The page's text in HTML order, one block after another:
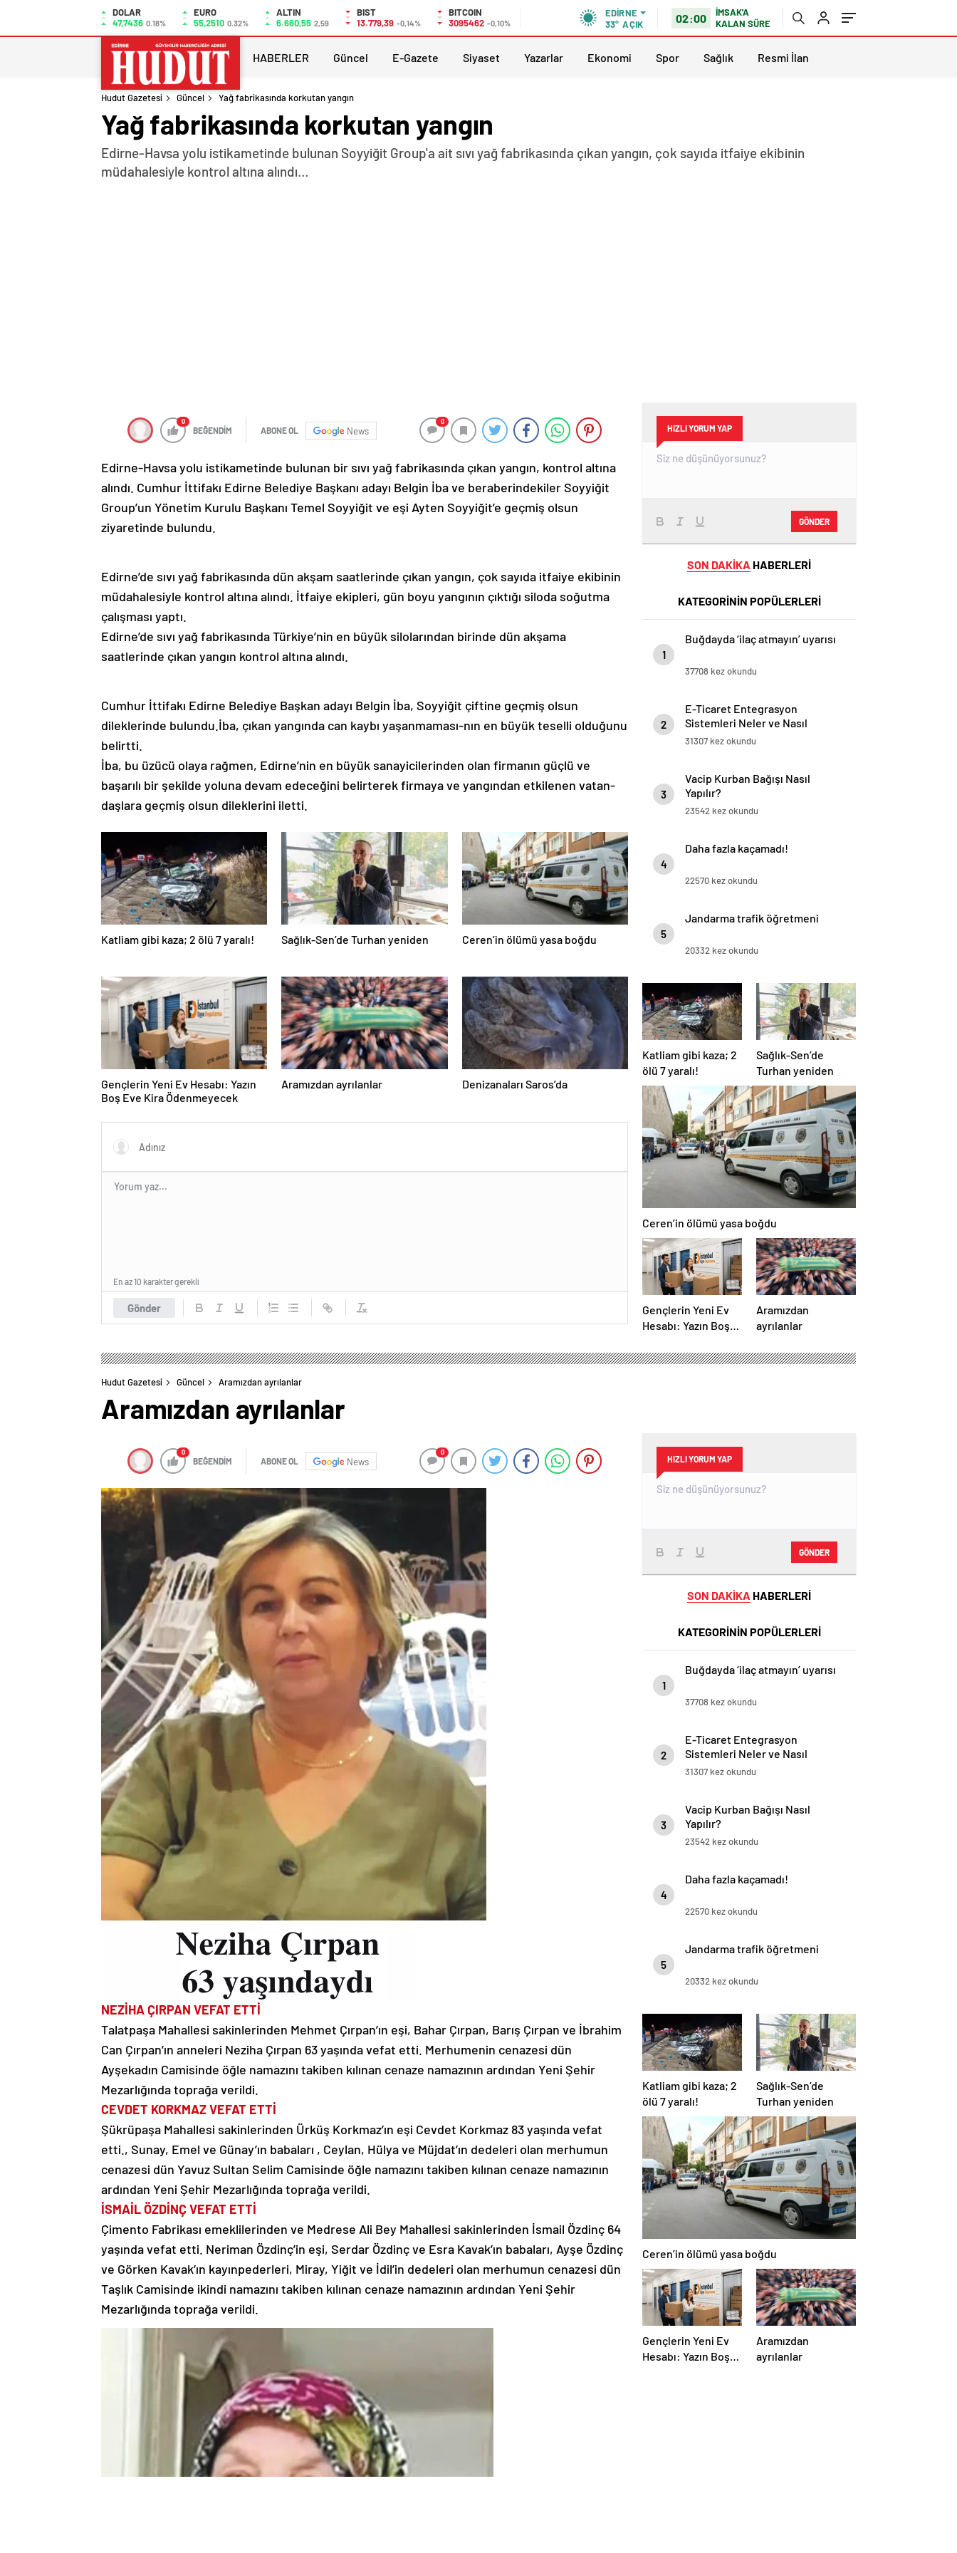
DOLAR
47,7436 0.18%
EURO
55,2510 0.32%
ALTIN
6.660,55 2,59
BIST
13.779,39 -0,14%
BITCOIN
3095462 -0,10%
EDIRNE
33° AÇIK 02:00
İMSAK'A
KALAN SÜRE
HABERLER Güncel E-Gazete Siyaset Yazarlar Ekonomi Spor Sağlık Resmi İlan
Hudut Gazetesi Güncel Yağ fabrikasında korkutan yangın
Yağ fabrikasında korkutan yangın
Edirne-Havsa yolu istikametinde bulunan Soyyiğit Group'a ait sıvı yağ fabrikasında çıkan yangın, çok sayıda itfaiye ekibinin
müdahalesiyle kontrol altına alındı…
0
BEĞENDİM ABONE OL News
0
Edirne-Havsa yolu istikametinde bulunan bir sıvı yağ fabrikasında çıkan yangın, kontrol altına
alındı. Cumhur İttifakı Edirne Belediye Başkanı adayı Belgin İba ve beraberindekiler Soyyiğit
Group’un Yönetim Kurulu Başkanı Temel Soyyiğit ve eşi Ayten Soyyiğit’e geçmiş olsun
ziyaretinde bulundu.
Edirne’de sıvı yağ fabrikasında dün akşam saatlerinde çıkan yangın, çok sayıda itfaiye ekibinin
müdahalesiyle kontrol altına alındı. İtfaiye ekipleri, gün boyu yangının çıktığı siloda soğutma
çalışması yaptı.
Edirne’de sıvı yağ fabrikasında Türkiye’nin en büyük silolarından birinde dün akşama
saatlerinde çıkan yangın kontrol altına alındı.
Cumhur İttifakı Edirne Belediye Başkan adayı Belgin İba, Soyyiğit çiftine geçmiş olsun
dileklerinde bulundu.İba, çıkan yangında can kaybı yaşanmaması-nın en büyük teselli olduğunu
belirtti.
İba, bu üzücü olaya rağmen, Edirne’nin en büyük sanayicilerinden olan firmanın güçlü ve
başarılı bir şekilde yoluna devam edeceğini belirterek firmaya ve yangından etkilenen vatan-
daşlara geçmiş olsun dileklerini iletti.
Katliam gibi kaza; 2 ölü 7 yaralı! Sağlık-Sen’de Turhan yeniden Ceren’in ölümü yasa boğdu
Gençlerin Yeni Ev Hesabı: Yazın
Boş Eve Kira Ödenmeyecek
Aramızdan ayrılanlar Denizanaları Saros’da
Gönder
En az 10 karakter gerekli
HIZLI YORUM YAP
GÖNDER
SON DAKİKA HABERLERİ
KATEGORİNİN POPÜLERLERİ
1
Buğdayda ‘ilaç atmayın’ uyarısı
37708 kez okundu
2
E-Ticaret Entegrasyon
Sistemleri Neler ve Nasıl
Yapılır?
31307 kez okundu
3
Vacip Kurban Bağışı Nasıl
Yapılır?
23542 kez okundu
4
Daha fazla kaçamadı!
22570 kez okundu
5
Jandarma trafik öğretmeni
20332 kez okundu
Katliam gibi kaza; 2
ölü 7 yaralı!
Sağlık-Sen’de
Turhan yeniden
Ceren’in ölümü yasa boğdu
Gençlerin Yeni Ev
Hesabı: Yazın Boş
Ödenmeyecek
Aramızdan
ayrılanlar
Hudut Gazetesi Güncel Aramızdan ayrılanlar
Aramızdan ayrılanlar
0
BEĞENDİM ABONE OL News
0
NEZİHA ÇIRPAN VEFAT ETTİ
Talatpaşa Mahallesi sakinlerinden Mehmet Çırpan’ın eşi, Bahar Çırpan, Barış Çırpan ve İbrahim
Can Çırpan’ın anneleri Neziha Çırpan 63 yaşında vefat etti. Merhumenin cenazesi dün
Ayşekadın Camisinde öğle namazını takiben kılınan cenaze namazının ardından Yeni Şehir
Mezarlığında toprağa verildi.
CEVDET KORKMAZ VEFAT ETTİ
Şükrüpaşa Mahallesi sakinlerinden Ürküş Korkmaz’ın eşi Cevdet Korkmaz 83 yaşında vefat
etti., Sunay, Emel ve Günay’ın babaları , Ceylan, Hülya ve Müjdat’ın dedeleri olan merhumun
cenazesi dün Yavuz Sultan Selim Camisinde öğle namazını takiben kılınan cenaze namazının
ardından Yeni Şehir Mezarlığında toprağa verildi.
İSMAİL ÖZDİNÇ VEFAT ETTİ
Çimento Fabrikası emeklilerinden ve Medrese Ali Bey Mahallesi sakinlerinden İsmail Özdinç 64
yaşında vefat etti. Neriman Özdinç’in eşi, Serdar Özdinç ve Esra Kavak’ın babaları, Ayşe Özdinç
ve Görken Kavak’ın kayınpederleri, Miray, Yiğit ve İdil’in dedeleri olan merhumun cenazesi dün
Taşlık Camisinde ikindi namazını takiben kılınan cenaze namazının ardından Yeni Şehir
Mezarlığında toprağa verildi.
HIZLI YORUM YAP
GÖNDER
SON DAKİKA HABERLERİ
KATEGORİNİN POPÜLERLERİ
1
Buğdayda ‘ilaç atmayın’ uyarısı
37708 kez okundu
2
E-Ticaret Entegrasyon
Sistemleri Neler ve Nasıl
Yapılır?
31307 kez okundu
3
Vacip Kurban Bağışı Nasıl
Yapılır?
23542 kez okundu
4
Daha fazla kaçamadı!
22570 kez okundu
5
Jandarma trafik öğretmeni
20332 kez okundu
Katliam gibi kaza; 2
ölü 7 yaralı!
Sağlık-Sen’de
Turhan yeniden
Ceren’in ölümü yasa boğdu
Gençlerin Yeni Ev
Hesabı: Yazın Boş
Aramızdan
ayrılanlar